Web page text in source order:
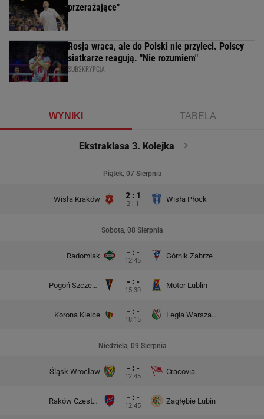
przerażające"
Rosja wraca, ale do Polski nie przyleci. Polscy
siatkarze reagują. "Nie rozumiem"
SUBSKRYPCJA
WYNIKI TABELA
Ekstraklasa 3. Kolejka
Piątek, 07 Sierpnia
Wisła Kraków 2 : 1
2 : 1
Wisła Płock
Sobota, 08 Sierpnia
Radomiak - : -
12:45
Górnik Zabrze
Pogoń Szczecin - : -
15:30
Motor Lublin
Korona Kielce - : -
18:15
Legia Warszawa
Niedziela, 09 Sierpnia
Śląsk Wrocław - : -
12:45
Cracovia
Raków Częstochowa - : -
12:45
Zagłębie Lubin